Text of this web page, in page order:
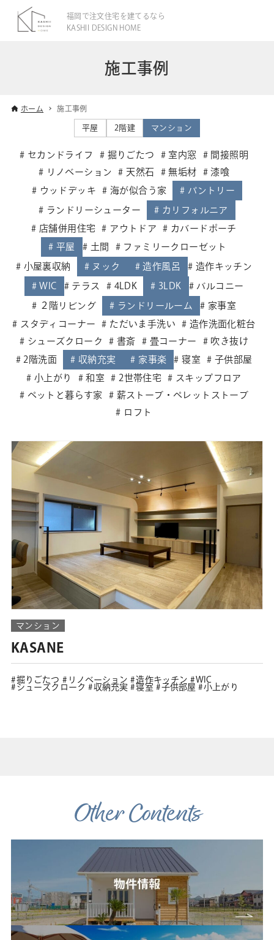
福岡で注文住宅を建てるなら
KASHII DESIGN HOME
施工事例
ホーム 施工事例
平屋 2階建 マンション
セカンドライフ 掘りごたつ 室内窓
間接照明
リノベーション
天然石 無垢材
漆喰
ウッドデッキ
海が似合う家 パントリー
ランドリーシューター
カリフォルニア
店舗併用住宅
アウトドア
カバードポーチ
平屋
土間 ファミリークローゼット
小屋裏収納 ヌック 造作風呂 造作キッチン
WIC テラス 4LDK 3LDK バルコニー
２階リビング ランドリールーム
家事室
スタディコーナー
ただいま手洗い
造作洗面化粧台
シューズクローク
書斎 畳コーナー
吹き抜け
2階洗面
収納充実 家事楽 寝室
子供部屋
小上がり
和室 2世帯住宅
スキップフロア
ペットと暮らす家
薪ストーブ・ペレットストーブ
ロフト
マンション
KASANE
掘りごたつ リノベーション 造作キッチン
WIC
シューズクローク
収納充実 寝室 子供部屋 小上がり
Other Contents